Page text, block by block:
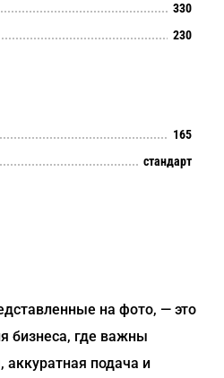
330
230
165
стандарт
на фото, — это
бизнеса, где важны
аккуратная подача и